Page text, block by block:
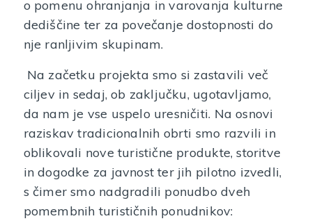
o pomenu ohranjanja in varovanja kulturne
dediščine ter za povečanje dostopnosti do
nje ranljivim skupinam.
Na začetku projekta smo si zastavili več
ciljev in sedaj, ob zaključku, ugotavljamo,
da nam je vse uspelo uresničiti. Na osnovi
raziskav tradicionalnih obrti smo razvili in
oblikovali nove turistične produkte, storitve
in dogodke za javnost ter jih pilotno izvedli,
s čimer smo nadgradili ponudbo dveh
pomembnih turističnih ponudnikov: